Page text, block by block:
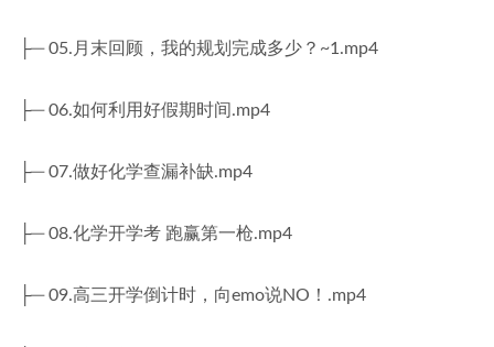
├─ 05.月末回顾，我的规划完成多少？~1.mp4
├─ 06.如何利用好假期时间.mp4
├─ 07.做好化学查漏补缺.mp4
├─ 08.化学开学考 跑赢第一枪.mp4
├─ 09.高三开学倒计时，向emo说NO！.mp4